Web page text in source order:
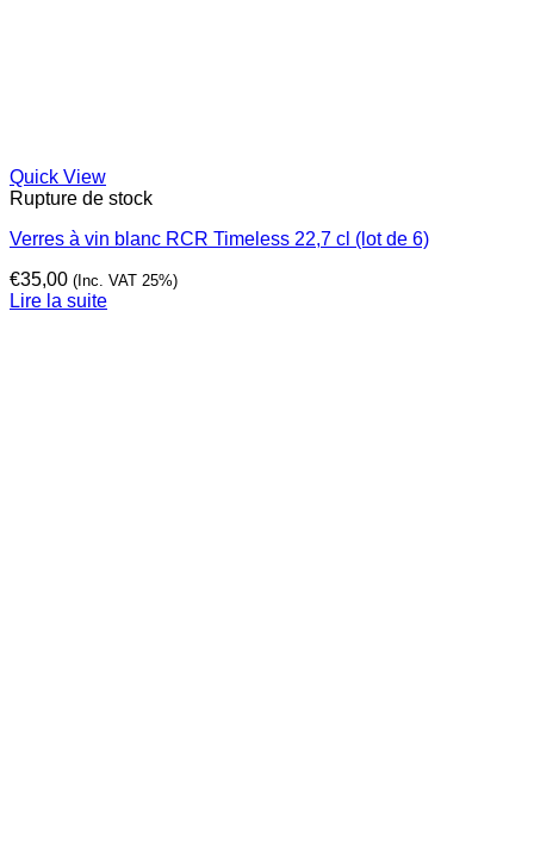
Quick View
Rupture de stock
Verres à vin blanc RCR Timeless 22,7 cl (lot de 6)
€35,00 (Inc. VAT 25%)
Lire la suite